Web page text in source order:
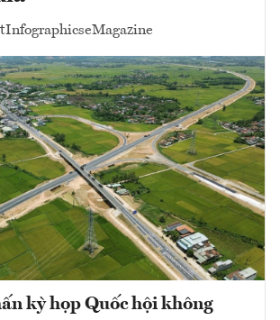
InfographicseMagazine
kỳ họp Quốc hội không